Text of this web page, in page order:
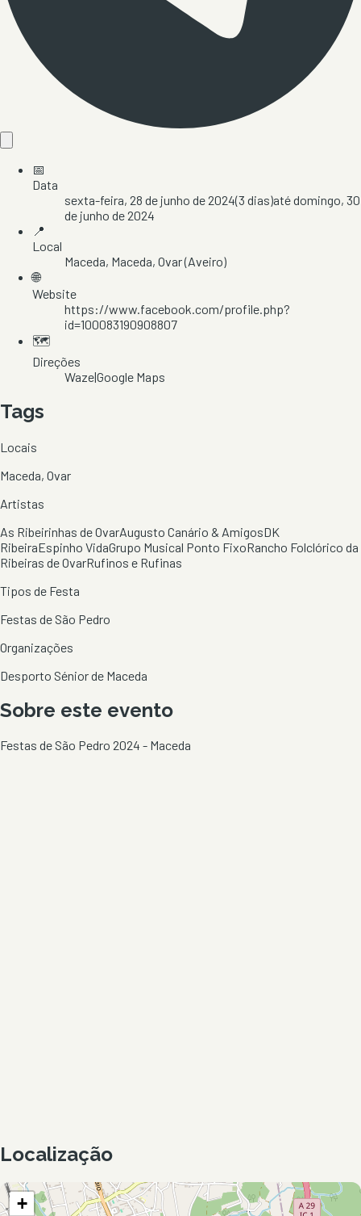
📅
Data
sexta-feira, 28 de junho de 2024(3 dias)atédomingo, 30
de junho de 2024
📍
Local
Maceda, Maceda, Ovar(Aveiro)
🌐
Website
https://www.facebook.com/profile.php?
id=100083190908807
🗺️
Direções
Waze|Google Maps
Tags
Locais
Maceda, Ovar
Artistas
As Ribeirinhas de OvarAugusto Canário & AmigosDK
RibeiraEspinho VidaGrupo Musical Ponto FixoRancho Folclórico da
Ribeiras de OvarRufinos e Rufinas
Tipos de Festa
Festas de São Pedro
Organizações
Desporto Sénior de Maceda
Sobre este evento
Festas de São Pedro 2024 - Maceda
Localização
+